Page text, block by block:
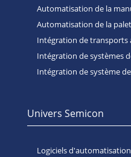
Automatisation de la
Automatisation de la
Intégration de transports
Intégration de systèmes
Intégration de système
Univers Semicon
Logiciels